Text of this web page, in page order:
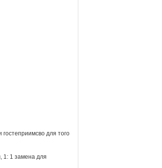
гостеприимсво для того
1: 1 замена для